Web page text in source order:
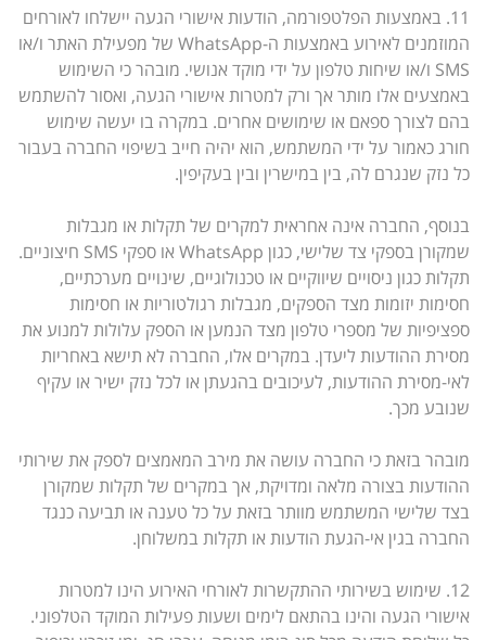
11. באמצעות הפלטפורמה, הודעות אישורי הגעה יישלחו לאורחים
המוזמנים לאירוע באמצעות ה-WhatsApp של מפעילת האתר ו/או
SMS ו/או שיחות טלפון על ידי מוקד אנושי. מובהר כי השימוש
באמצעים אלו מותר אך ורק למטרות אישורי הגעה, ואסור להשתמש
בהם לצורך ספאם או שימושים אחרים. במקרה בו יעשה שימוש
חורג כאמור על ידי המשתמש, הוא יהיה חייב בשיפוי החברה בעבור
כל נזק שנגרם לה, בין במישרין ובין בעקיפין.
בנוסף, החברה אינה אחראית למקרים של תקלות או מגבלות
שמקורן בספקי צד שלישי, כגון WhatsApp או ספקי SMS חיצוניים.
תקלות כגון ניסויים שיווקיים או טכנולוגיים, שינויים מערכתיים,
חסימות יזומות מצד הספקים, מגבלות רגולטוריות או חסימות
ספציפיות של מספרי טלפון מצד הנמען או הספק עלולות למנוע את
מסירת ההודעות ליעדן. במקרים אלו, החברה לא תישא באחריות
לאי-מסירת ההודעות, לעיכובים בהגעתן או לכל נזק ישיר או עקיף
שנובע מכך.
מובהר בזאת כי החברה עושה את מירב המאמצים לספק את שירותי
ההודעות בצורה מלאה ומדויקת, אך במקרים של תקלות שמקורן
בצד שלישי המשתמש מוותר בזאת על כל טענה או תביעה כנגד
החברה בגין אי-הגעת הודעות או תקלות במשלוחן.
12. שימוש בשירותי ההתקשרות לאורחי האירוע הינו למטרות
אישורי הגעה והינו בהתאם לימים ושעות פעילות המוקד הטלפוני.